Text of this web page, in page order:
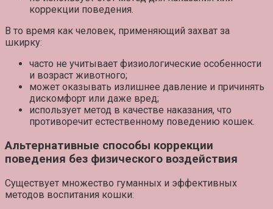
коррекции поведения.
В то время как человек, применяющий захват за
шкирку:
часто не учитывает физиологические особенности
и возраст животного;
может оказывать излишнее давление и причинять
дискомфорт или даже вред;
использует метод в качестве наказания, что
противоречит естественному поведению кошек.
Альтернативные способы коррекции
поведения без физического воздействия
Существует множество гуманных и эффективных
методов воспитания кошки: